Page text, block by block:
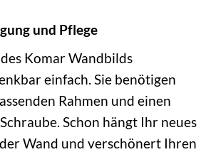
und Pflege
Komar Wandbilds
einfach. Sie benötigen
Rahmen und einen
Schon hängt Ihr neues
Wand und verschönert Ihren